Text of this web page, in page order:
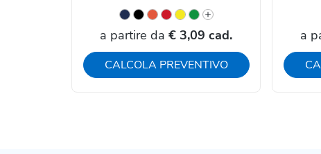
a partire da € 3,09 cad.
CALCOLA PREVENTIVO
a